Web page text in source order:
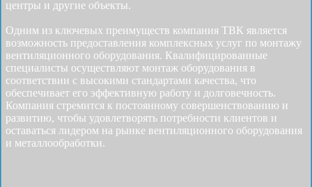
центры и другие объекты.
Одним из ключевых преимуществ компания ТВК является
возможность предоставления комплексных услуг по монтажу
вентиляционного оборудования. Квалифицированные
специалисты осуществляют монтаж оборудования в
соответствии с высокими стандартами качества, что
обеспечивает его эффективную работу и долговечность.
Компания стремится к постоянному совершенствованию и
развитию, чтобы удовлетворять потребности клиентов и
оставаться лидером на рынке вентиляционного оборудования
и металлообработки.